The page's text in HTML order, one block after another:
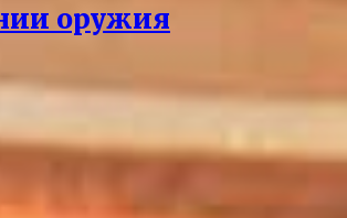
оружия